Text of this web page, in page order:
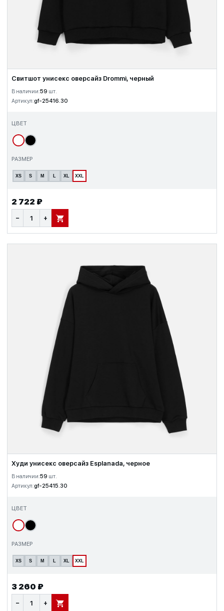
Свитшот унисекс оверсайз Drommi, черный
В наличии:59 шт.
Артикул:gf-25416.30
ЦВЕТ
РАЗМЕР
XS S M L XL XXL
2 722 ₽
− + В КОРЗИНУ
Худи унисекс оверсайз Esplanada, черное
В наличии:59 шт.
Артикул:gf-25415.30
ЦВЕТ
РАЗМЕР
XS S M L XL XXL
3 260 ₽
− + В КОРЗИНУ